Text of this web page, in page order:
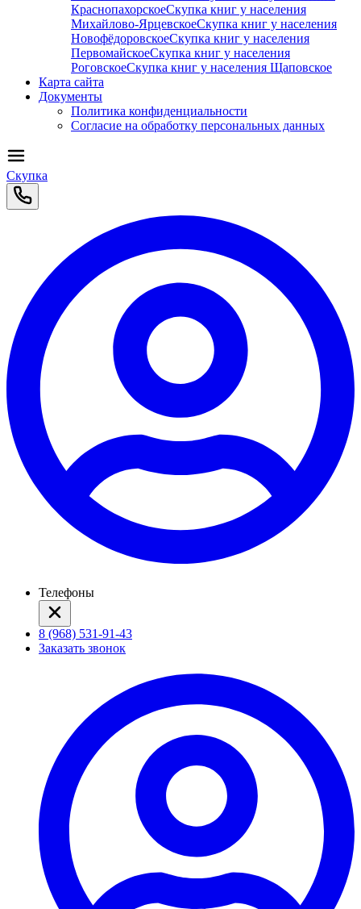
КраснопахорскоеСкупка книг у населения
Михайлово-ЯрцевскоеСкупка книг у населения
НовофёдоровскоеСкупка книг у населения
ПервомайскоеСкупка книг у населения
РоговскоеСкупка книг у населения Щаповское
Карта сайта
Документы
Политика конфиденциальности
Согласие на обработку персональных данных
Скупка
Телефоны
8 (968) 531-91-43
Заказать звонок